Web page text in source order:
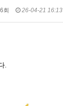
회 26-04-21 16:13
.